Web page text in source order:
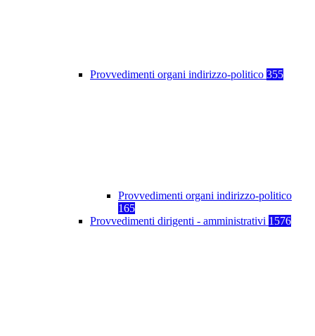
Provvedimenti organi indirizzo-politico 355
Provvedimenti organi indirizzo-politico
165
Provvedimenti dirigenti - amministrativi 1576